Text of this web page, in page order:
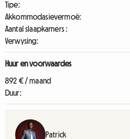
Tipe:
Akkommodasievermoë:
Aantal slaapkamers :
Verwysing:
Huur en voorwaardes
892 € / maand
Duur:
Patrick